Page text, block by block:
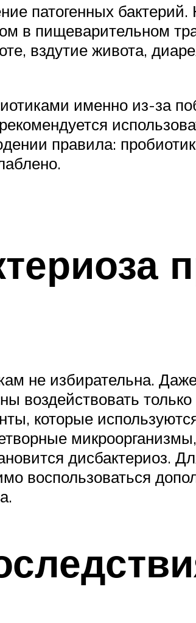
патогенных
в пищеварительном
вздутие живота,
именно из-за
правила:
не избирательна.
воздействовать
которые
дисбактериоз.
воспользоваться